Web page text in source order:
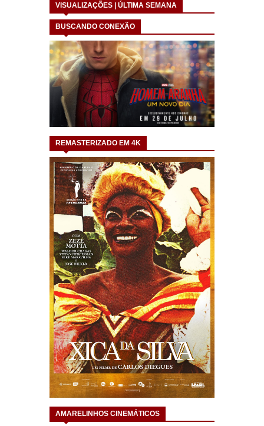
VISUALIZAÇÕES | ÚLTIMA SEMANA
BUSCANDO CONEXÃO
REMASTERIZADO EM 4K
AMARELINHOS CINEMÁTICOS